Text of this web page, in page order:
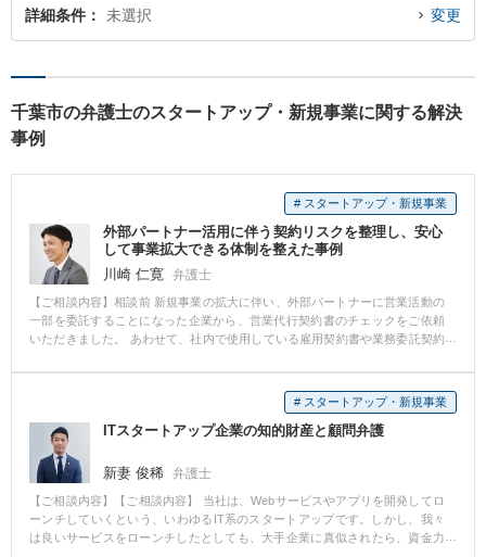
詳細条件 未選択 変更
千葉市の弁護士のスタートアップ・新規事業に関する解決
事例
# スタートアップ・新規事業
外部パートナー活用に伴う契約リスクを整理し、安心
して事業拡大できる体制を整えた事例
川崎 仁寛 弁護士
【ご相談内容】相談前 新規事業の拡大に伴い、外部パートナーに営業活動の
一部を委託することになった企業から、営業代行契約書のチェックをご依頼
いただきました。 あわせて、社内で使用している雇用契約書や業務委託契約
用全体を見据えた相談となりました。 ご相談時点では、成果物に関する知的
財産権の帰属、成功報酬の算定基準、中途解約時の精算方法、再委託の可
否、個人情報の取扱いなど、事業の拡大局面で後から問題化しやすい条項に
曖昧さが残っていました。 さらに、社内の人材活用についても、雇用契約と
業務委託契約の区別が実務上やや曖昧な部分があり、契約書の文言と実際の
働き方にずれが生じるリスクも見受けられました。 相談後 まず、営業代行契
約書について、単に条文を整えるのではなく、「委託者としてどこを譲れ
ず、どこなら相手方と調整できるか」という観点から、条項の優先順位を整
理しました。 その上で、成果物や提案資料等に関する知的財産権が誰に帰属
するのか、既存ノウハウが混在する場合の扱いをどう整理するか、第三者権
# スタートアップ・新規事業
ITスタートアップ企業の知的財産と顧問弁護
新妻 俊稀 弁護士
【ご相談内容】【ご相談内容】 当社は、Webサービスやアプリを開発してロ
ーンチしていくという、いわゆるIT系のスタートアップです。しかし、我々
は良いサービスをローンチしたとしても、大手企業に真似されたら、資金力